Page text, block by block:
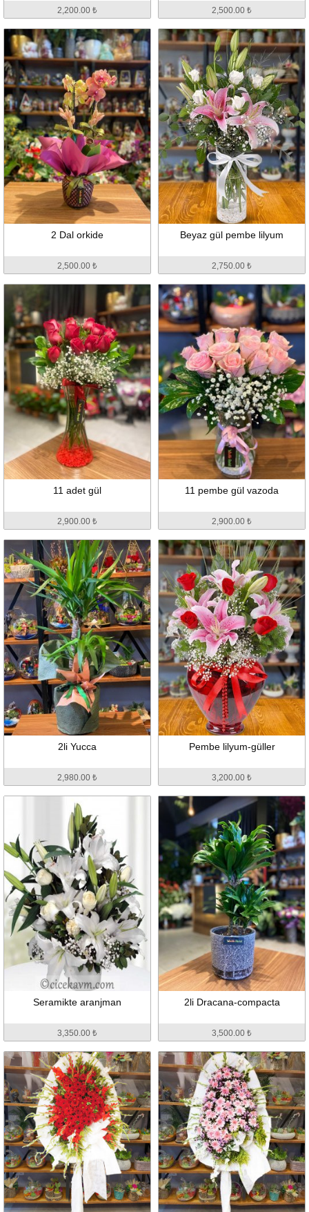
2,200.00 ₺ 2,500.00 ₺
2 Dal orkide
2,500.00 ₺
Beyaz gül pembe lilyum
2,750.00 ₺
11 adet gül
2,900.00 ₺
11 pembe gül vazoda
2,900.00 ₺
2li Yucca
2,980.00 ₺
Pembe lilyum-güller
3,200.00 ₺
Seramikte aranjman
3,350.00 ₺
2li Dracana-compacta
3,500.00 ₺